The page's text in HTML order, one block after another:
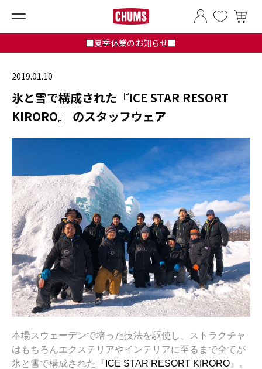
■夏季休業のお知らせ■
2019.01.10
氷と雪で構成された『ICE STAR RESORT
KIRORO』 のスタッフウェア
本場スウェーデンで培った技法を駆使し、ストラクチャ
はもちろんエクステリアやインテリアに至るまで全てが
氷と雪で構成された
『 ICE STAR RESORT KIRORO 』 。